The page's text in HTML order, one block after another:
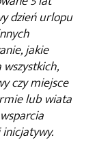
dzień urlopu
jakie
czy miejsce
lub wiata